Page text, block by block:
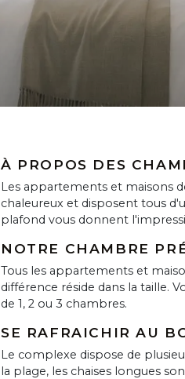
À PROPOS DES
Les appartements et maisons
chaleureux et disposent tous
plafond vous donnent
NOTRE CHAMBRE
Tous les appartements et
différence réside dans la taille.
de 1, 2 ou 3 chambres.
SE RAFRAICHIR AU
Le complexe dispose de
la plage, les chaises longues